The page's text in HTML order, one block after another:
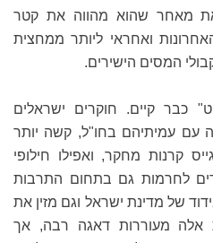
מאחר שהוא מהווה את קטר
ואחראי ליותר ממחצית
המסים הישירים.
כבר קיים. חוקרים ישראלים
עם עמיתיהם בחו"ל, קשה יותר
קרנות מחקר, ואפילו חילופי
לחרמות גם בתחום התרבות
של מדינת ישראל וגם מזין את
אלה מעוררות דאגה רבה, אך